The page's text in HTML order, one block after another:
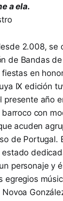
a ela.
2.008, se
de Bandas
en
IX edición
presente año
con
acuden
de Portugal.
personaje y
egregios
Novoa